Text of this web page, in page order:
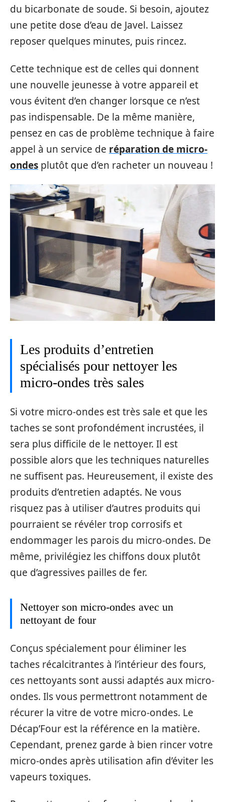
du bicarbonate de soude. Si besoin, ajoutez
une petite dose d’eau de Javel. Laissez
reposer quelques minutes, puis rincez.
Cette technique est de celles qui donnent
une nouvelle jeunesse à votre appareil et
vous évitent d’en changer lorsque ce n’est
pas indispensable. De la même manière,
pensez en cas de problème technique à faire
appel à un service de réparation de micro-
ondes plutôt que d’en racheter un nouveau !
Les produits d’entretien
spécialisés pour nettoyer les
micro-ondes très sales
Si votre micro-ondes est très sale et que les
taches se sont profondément incrustées, il
sera plus difficile de le nettoyer. Il est
possible alors que les techniques naturelles
ne suffisent pas. Heureusement, il existe des
produits d’entretien adaptés. Ne vous
risquez pas à utiliser d’autres produits qui
pourraient se révéler trop corrosifs et
endommager les parois du micro-ondes. De
même, privilégiez les chiffons doux plutôt
que d’agressives pailles de fer.
Nettoyer son micro-ondes avec un
nettoyant de four
Conçus spécialement pour éliminer les
taches récalcitrantes à l’intérieur des fours,
ces nettoyants sont aussi adaptés aux micro-
ondes. Ils vous permettront notamment de
récurer la vitre de votre micro-ondes. Le
Décap’Four est la référence en la matière.
Cependant, prenez garde à bien rincer votre
micro-ondes après utilisation afin d’éviter les
vapeurs toxiques.